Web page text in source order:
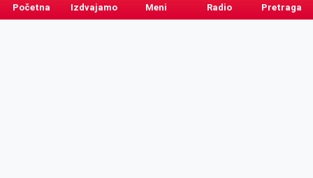
Početna Izdvajamo Meni Radio Pretraga